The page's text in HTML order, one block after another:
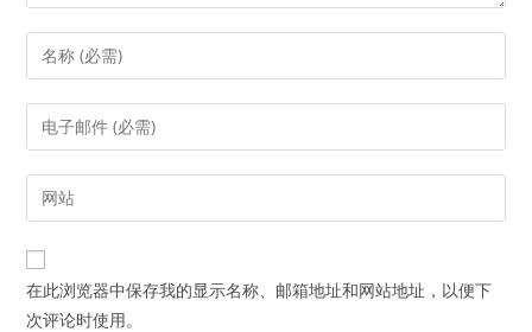
Enter
your
name
comment
Enter
your
email
address
comment
Enter
your
website
URL
(optional)
在此浏览器中保存我的显示名称、邮箱地址和网站地址，以便下
次评论时使用。